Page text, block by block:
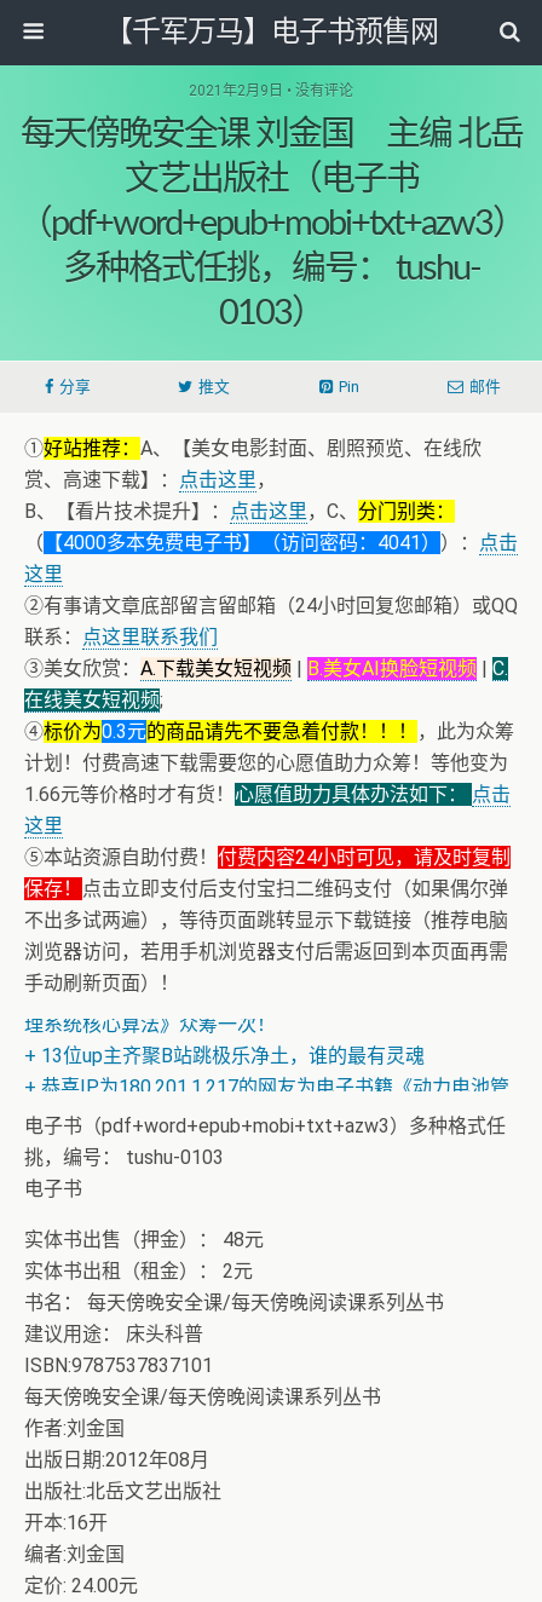
【千军万马】电子书预售网
2021年2月9日 • 没有评论
每天傍晚安全课 刘金国 主编 北岳
文艺出版社（电子书
（pdf+word+epub+mobi+txt+azw3）
多种格式任挑，编号： tushu-
0103）
分享 推文 Pin 邮件
①好站推荐： A、【美女电影封面、剧照预览、在线欣
赏、高速下载】：
点击这里，
B、【看片技术提升】：
点击这里，C、 分门别类：
（ 【4000多本免费电子书】（访问密码：4041） ）：
点击
这里
②有事请文章底部留言留邮箱（24小时回复您邮箱）或QQ
联系：
点这里联系我们
③美女欣赏： A.下载美女短视频 | B.美女AI换脸短视频 | C.
在线美女短视频;
④标价为0.3元的商品请先不要急着付款！！！
，此为众筹
计划！付费高速下载需要您的心愿值助力众筹！等他变为
1.66元等价格时才有货！ 心愿值助力具体办法如下：
点击
这里
⑤本站资源自助付费！ 付费内容24小时可见，请及时复制
保存！
点击立即支付后支付宝扫二维码支付（如果偶尔弹
不出多试两遍），等待页面跳转显示下载链接（推荐电脑
浏览器访问，若用手机浏览器支付后需返回到本页面再需
手动刷新页面）！
+ 美女电影高清预览
+ 恭喜IP为180.201.1.217的网友为电子书籍《动力电池管
理系统核心算法》众筹一次！
+ 13位up主齐聚B站跳极乐净土，谁的最有灵魂
+ 恭喜IP为180.201.1.217的网友为电子书籍《动力电池管
理系统核心算法》众筹一次！
电子书（pdf+word+epub+mobi+txt+azw3）多种格式任
挑，编号： tushu-0103
电子书
实体书出售（押金）： 48元
实体书出租（租金）： 2元
书名： 每天傍晚安全课/每天傍晚阅读课系列丛书
建议用途： 床头科普
ISBN:9787537837101
每天傍晚安全课/每天傍晚阅读课系列丛书
作者:刘金国
出版日期:2012年08月
出版社:北岳文艺出版社
开本:16开
编者:刘金国
定价: 24.00元